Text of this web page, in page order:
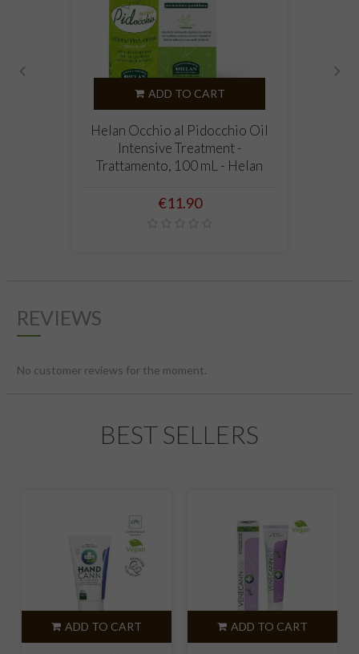
ADD TO CART
Helan Occhio al Pidocchio Oil
Intensive Treatment -
Trattamento, 100 mL - Helan
Price
€11.90
REVIEWS
No customer reviews for the moment.
BEST SELLERS
ADD TO CART ADD TO CART